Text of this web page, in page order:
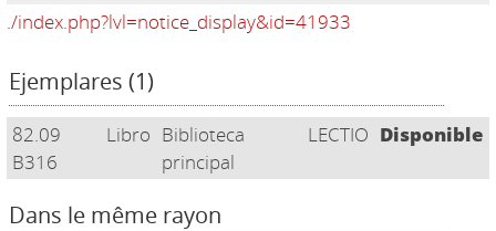
./index.php?lvl=notice_display&id=41933
Ejemplares (1)
82.09
B316
Libro Biblioteca
principal
LECTIO Disponible
Dans le même rayon